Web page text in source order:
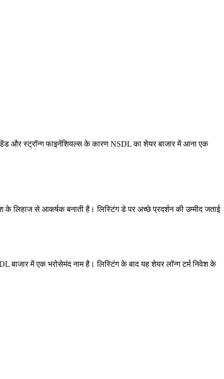
और स्ट्रॉन्ग फाइनेंशियल्स के कारण NSDL का शेयर बाजार में आना एक
के लिहाज से आकर्षक बनाती है। लिस्टिंग डे पर अच्छे प्रदर्शन की उम्मीद जताई
में एक भरोसेमंद नाम है। लिस्टिंग के बाद यह शेयर लॉन्ग टर्म निवेश के